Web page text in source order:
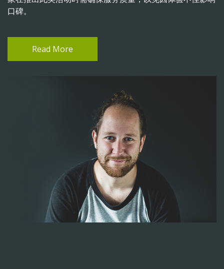
口碑。
Read More